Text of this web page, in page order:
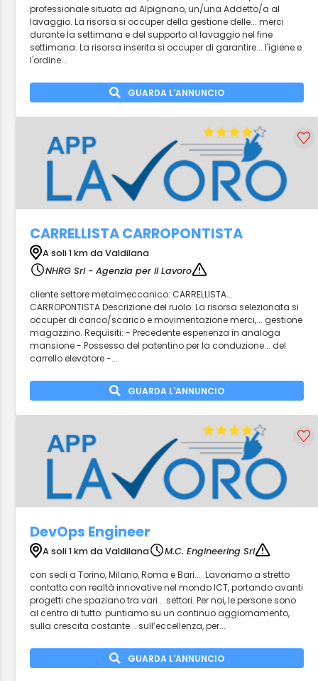
professionale situata ad Alpignano, un/una Addetto/a al
lavaggio. La risorsa si occuper della gestione delle... merci
durante la settimana e del supporto al lavaggio nel fine
settimana. La risorsa inserita si occuper di garantire... l'igiene e
l'ordine...
GUARDA L'ANNUNCIO
CARRELLISTA CARROPONTISTA
A soli 1 km da Valdilana
NHRG Srl - Agenzia per il Lavoro
cliente settore metalmeccanico: CARRELLISTA...
CARROPONTISTA Descrizione del ruolo: La risorsa selezionata si
occuper di carico/scarico e movimentazione merci,... gestione
magazzino. Requisiti: - Precedente esperienza in analoga
mansione - Possesso del patentino per la conduzione... del
carrello elevatore -...
GUARDA L'ANNUNCIO
DevOps Engineer
A soli 1 km da Valdilana
M.C. Engineering Srl
con sedi a Torino, Milano, Roma e Bari.... Lavoriamo a stretto
contatto con realtà innovative nel mondo ICT, portando avanti
progetti che spaziano tra vari... settori. Per noi, le persone sono
al centro di tutto: puntiamo su un continuo aggiornamento,
sulla crescita costante... sull’eccellenza, per...
GUARDA L'ANNUNCIO